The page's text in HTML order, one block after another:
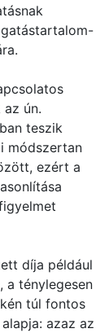
ún.
teszik
módszertan
ezért a
díja például
a ténylegesen
túl fontos
azaz az